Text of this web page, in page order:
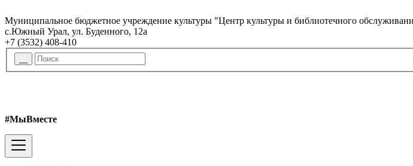
Муниципальное бюджетное учреждение культуры "Центр культуры и библиотечного
с.Южный Урал, ул. Буденного, 12а
+7 (3532) 408-410
#МыВместе